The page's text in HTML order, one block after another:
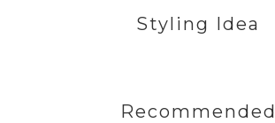
Styling Idea
Recommended